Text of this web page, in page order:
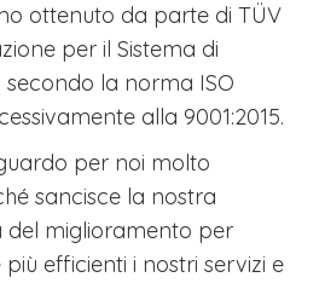
ottenuto da parte di TÜV
per il Sistema di
secondo la norma ISO
alla 9001:2015.
per noi molto
sancisce la nostra
del miglioramento per
efficienti i nostri servizi e